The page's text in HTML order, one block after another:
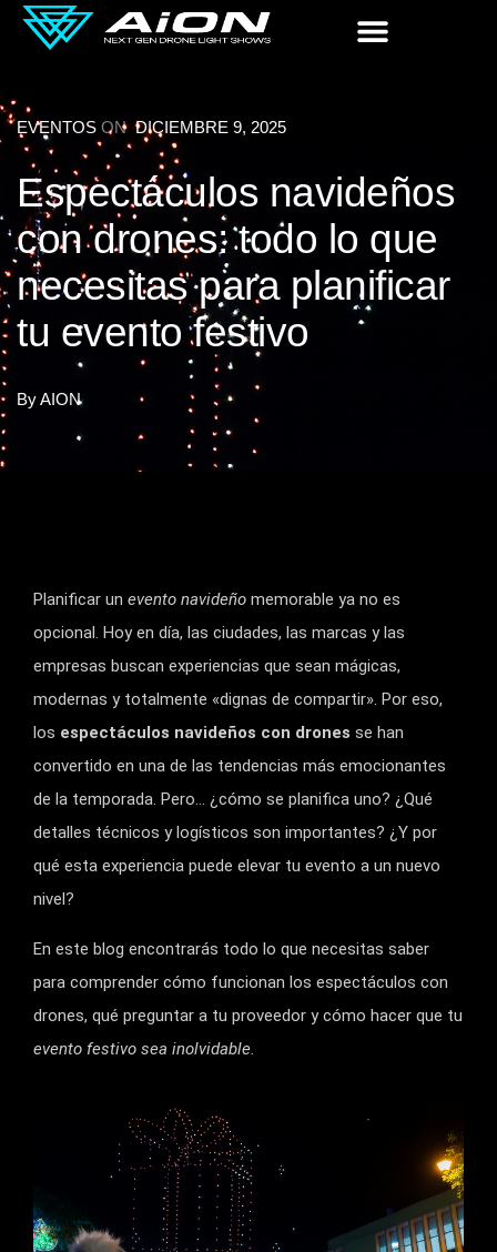
EVENTOS ON DICIEMBRE 9, 2025
Espectáculos navideños
con drones: todo lo que
necesitas para planificar
tu evento festivo
ByAION
Planificar un evento navideño memorable ya no es
opcional. Hoy en día, las ciudades, las marcas y las
empresas buscan experiencias que sean mágicas,
modernas y totalmente «dignas de compartir». Por eso,
los espectáculos navideños con drones se han
convertido en una de las tendencias más emocionantes
de la temporada. Pero… ¿cómo se planifica uno? ¿Qué
detalles técnicos y logísticos son importantes? ¿Y por
qué esta experiencia puede elevar tu evento a un nuevo
nivel?
En este blog encontrarás todo lo que necesitas saber
para comprender cómo funcionan los espectáculos con
drones, qué preguntar a tu proveedor y cómo hacer que tu
evento festivo sea inolvidable.